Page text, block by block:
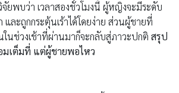
จัยพบว่า เวลาสองชั่วโมงนี้ ผู้หญิงจะมีระดับ
ละถูกกระตุ้นเร้าได้โดยง่าย ส่วนผู้ชายที่
นช่วงเช้าที่ผ่านมาก็จะกลับสู่ภาวะปกติ สรุป
เต็มที่ แต่ผู้ชายพอไหว